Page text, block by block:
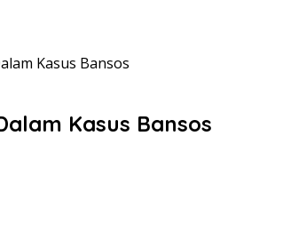
Kasus Bansos
Kasus Bansos